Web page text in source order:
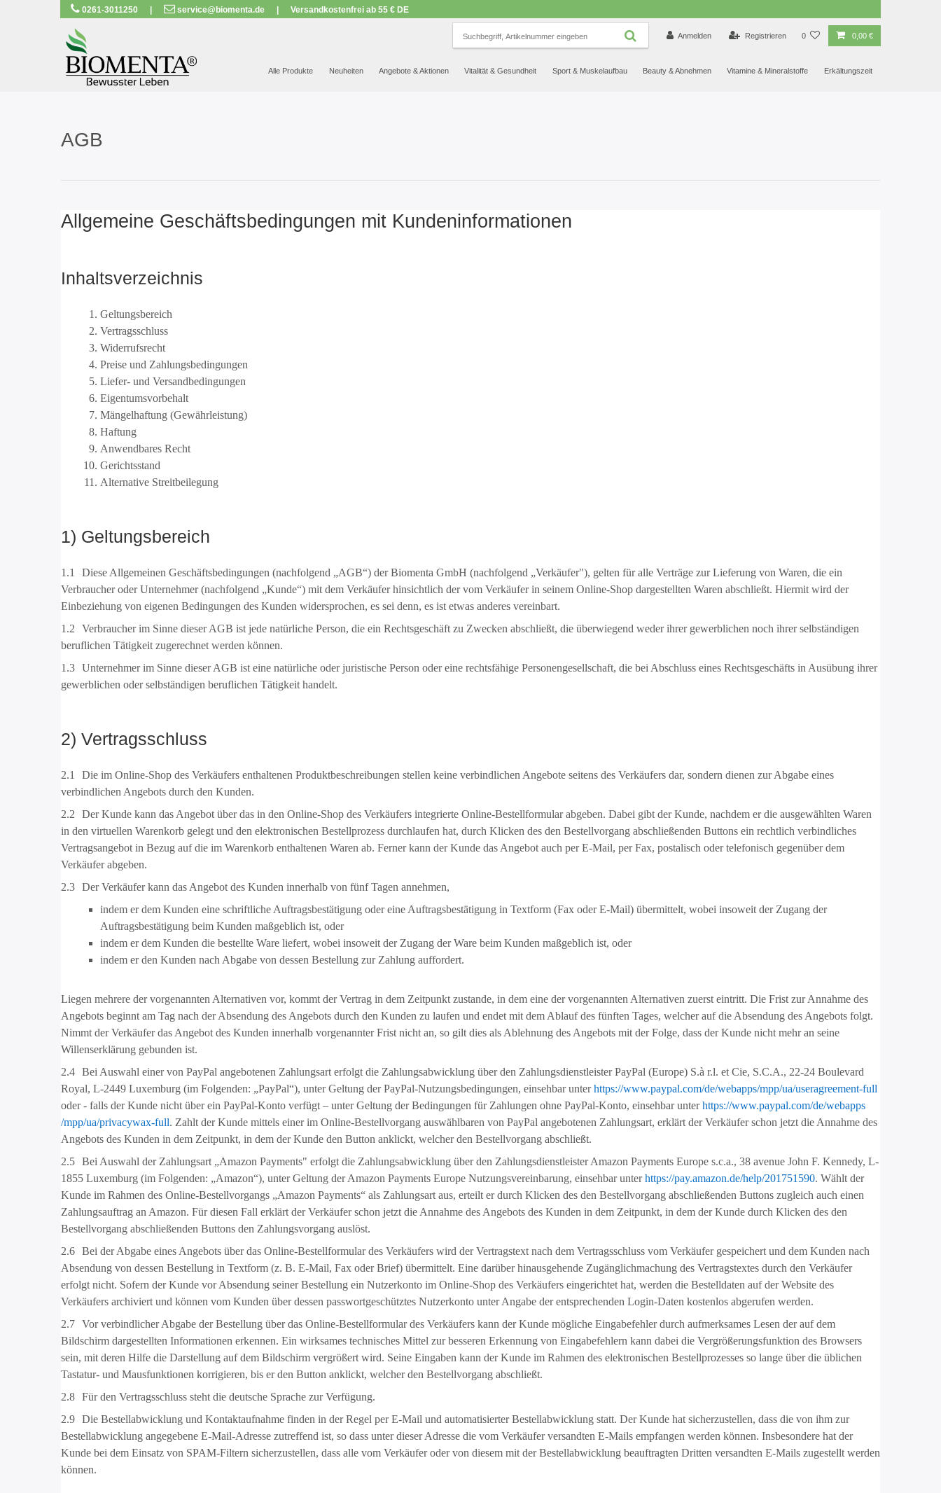
AUSGEZEICHNET.org 23.570 Bewertungen
0261-3011250 | service@biomenta.de | Versandkostenfrei ab 55 € DE
Anmelden Registrieren 0 0,00 €
Alle Produkte Neuheiten Angebote & Aktionen Vitalität & Gesundheit Sport & Muskelaufbau Beauty & Abnehmen Vitamine & Mineralstoffe Erkältungszeit
AGB
Allgemeine Geschäftsbedingungen mit Kundeninformationen
Inhaltsverzeichnis
Geltungsbereich
Vertragsschluss
Widerrufsrecht
Preise und Zahlungsbedingungen
Liefer- und Versandbedingungen
Eigentumsvorbehalt
Mängelhaftung (Gewährleistung)
Haftung
Anwendbares Recht
Gerichtsstand
Alternative Streitbeilegung
1) Geltungsbereich
1.1
Diese Allgemeinen Geschäftsbedingungen (nachfolgend „AGB“) der Biomenta GmbH (nachfolgend „Verkäufer"), gelten für alle Verträge zur Lieferung von Waren, die ein
Verbraucher oder Unternehmer (nachfolgend „Kunde“) mit dem Verkäufer hinsichtlich der vom Verkäufer in seinem Online-Shop dargestellten Waren abschließt. Hiermit wird der
Einbeziehung von eigenen Bedingungen des Kunden widersprochen, es sei denn, es ist etwas anderes vereinbart.
1.2
Verbraucher im Sinne dieser AGB ist jede natürliche Person, die ein Rechtsgeschäft zu Zwecken abschließt, die überwiegend weder ihrer gewerblichen noch ihrer selbständigen
beruflichen Tätigkeit zugerechnet werden können.
1.3 Unternehmer im Sinne dieser AGB ist eine natürliche oder juristische Person oder eine rechtsfähige Personengesellschaft, die bei Abschluss eines Rechtsgeschäfts in Ausübung ihrer
gewerblichen oder selbständigen beruflichen Tätigkeit handelt.
2) Vertragsschluss
2.1
Die im Online-Shop des Verkäufers enthaltenen Produktbeschreibungen stellen keine verbindlichen Angebote seitens des Verkäufers dar, sondern dienen zur Abgabe eines
verbindlichen Angebots durch den Kunden.
2.2
Der Kunde kann das Angebot über das in den Online-Shop des Verkäufers integrierte Online-Bestellformular abgeben. Dabei gibt der Kunde, nachdem er die ausgewählten Waren
in den virtuellen Warenkorb gelegt und den elektronischen Bestellprozess durchlaufen hat, durch Klicken des den Bestellvorgang abschließenden Buttons ein rechtlich verbindliches
Vertragsangebot in Bezug auf die im Warenkorb enthaltenen Waren ab. Ferner kann der Kunde das Angebot auch per E-Mail, per Fax, postalisch oder telefonisch gegenüber dem
Verkäufer abgeben.
2.3 Der Verkäufer kann das Angebot des Kunden innerhalb von fünf Tagen annehmen,
indem er dem Kunden eine schriftliche Auftragsbestätigung oder eine Auftragsbestätigung in Textform (Fax oder E-Mail) übermittelt, wobei insoweit der Zugang der
Auftragsbestätigung beim Kunden maßgeblich ist, oder
indem er dem Kunden die bestellte Ware liefert, wobei insoweit der Zugang der Ware beim Kunden maßgeblich ist, oder
indem er den Kunden nach Abgabe von dessen Bestellung zur Zahlung auffordert.
Liegen mehrere der vorgenannten Alternativen vor, kommt der Vertrag in dem Zeitpunkt zustande, in dem eine der vorgenannten Alternativen zuerst eintritt. Die Frist zur Annahme des
Angebots beginnt am Tag nach der Absendung des Angebots durch den Kunden zu laufen und endet mit dem Ablauf des fünften Tages, welcher auf die Absendung des Angebots folgt.
Nimmt der Verkäufer das Angebot des Kunden innerhalb vorgenannter Frist nicht an, so gilt dies als Ablehnung des Angebots mit der Folge, dass der Kunde nicht mehr an seine
Willenserklärung gebunden ist.
2.4 Bei Auswahl einer von PayPal angebotenen Zahlungsart erfolgt die Zahlungsabwicklung über den Zahlungsdienstleister PayPal (Europe) S.à r.l. et Cie, S.C.A., 22-24 Boulevard
Royal, L-2449 Luxemburg (im Folgenden: „PayPal“), unter Geltung der PayPal-Nutzungsbedingungen, einsehbar unterhttps://www.paypal.com/de/webapps/mpp/ua/useragreement-full
oder - falls der Kunde nicht über ein PayPal-Konto verfügt – unter Geltung der Bedingungen für Zahlungen ohne PayPal-Konto, einsehbar unterhttps://www.paypal.com/de/webapps
/mpp/ua/privacywax-full. Zahlt der Kunde mittels einer im Online-Bestellvorgang auswählbaren von PayPal angebotenen Zahlungsart, erklärt der Verkäufer schon jetzt die Annahme des
Angebots des Kunden in dem Zeitpunkt, in dem der Kunde den Button anklickt, welcher den Bestellvorgang abschließt.
2.5 Bei Auswahl der Zahlungsart „Amazon Payments" erfolgt die Zahlungsabwicklung über den Zahlungsdienstleister Amazon Payments Europe s.c.a., 38 avenue John F. Kennedy, L-
1855 Luxemburg (im Folgenden: „Amazon“), unter Geltung der Amazon Payments Europe Nutzungsvereinbarung, einsehbar unterhttps://pay.amazon.de/help/201751590. Wählt der
Kunde im Rahmen des Online-Bestellvorgangs „Amazon Payments“ als Zahlungsart aus, erteilt er durch Klicken des den Bestellvorgang abschließenden Buttons zugleich auch einen
Zahlungsauftrag an Amazon. Für diesen Fall erklärt der Verkäufer schon jetzt die Annahme des Angebots des Kunden in dem Zeitpunkt, in dem der Kunde durch Klicken des den
Bestellvorgang abschließenden Buttons den Zahlungsvorgang auslöst.
2.6 Bei der Abgabe eines Angebots über das Online-Bestellformular des Verkäufers wird der Vertragstext nach dem Vertragsschluss vom Verkäufer gespeichert und dem Kunden nach
Absendung von dessen Bestellung in Textform (z. B. E-Mail, Fax oder Brief) übermittelt. Eine darüber hinausgehende Zugänglichmachung des Vertragstextes durch den Verkäufer
erfolgt nicht. Sofern der Kunde vor Absendung seiner Bestellung ein Nutzerkonto im Online-Shop des Verkäufers eingerichtet hat, werden die Bestelldaten auf der Website des
Verkäufers archiviert und können vom Kunden über dessen passwortgeschütztes Nutzerkonto unter Angabe der entsprechenden Login-Daten kostenlos abgerufen werden.
2.7 Vor verbindlicher Abgabe der Bestellung über das Online-Bestellformular des Verkäufers kann der Kunde mögliche Eingabefehler durch aufmerksames Lesen der auf dem
Bildschirm dargestellten Informationen erkennen. Ein wirksames technisches Mittel zur besseren Erkennung von Eingabefehlern kann dabei die Vergrößerungsfunktion des Browsers
sein, mit deren Hilfe die Darstellung auf dem Bildschirm vergrößert wird. Seine Eingaben kann der Kunde im Rahmen des elektronischen Bestellprozesses so lange über die üblichen
Tastatur- und Mausfunktionen korrigieren, bis er den Button anklickt, welcher den Bestellvorgang abschließt.
2.8 Für den Vertragsschluss steht die deutsche Sprache zur Verfügung.
2.9 Die Bestellabwicklung und Kontaktaufnahme finden in der Regel per E-Mail und automatisierter Bestellabwicklung statt. Der Kunde hat sicherzustellen, dass die von ihm zur
Bestellabwicklung angegebene E-Mail-Adresse zutreffend ist, so dass unter dieser Adresse die vom Verkäufer versandten E-Mails empfangen werden können. Insbesondere hat der
Kunde bei dem Einsatz von SPAM-Filtern sicherzustellen, dass alle vom Verkäufer oder von diesem mit der Bestellabwicklung beauftragten Dritten versandten E-Mails zugestellt werden
können.